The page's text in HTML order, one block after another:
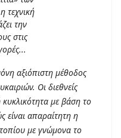
αξιόπιστη μέθοδος
Οι διεθνείς
με βάση το
είναι απαραίτητη η
με γνώμονα το